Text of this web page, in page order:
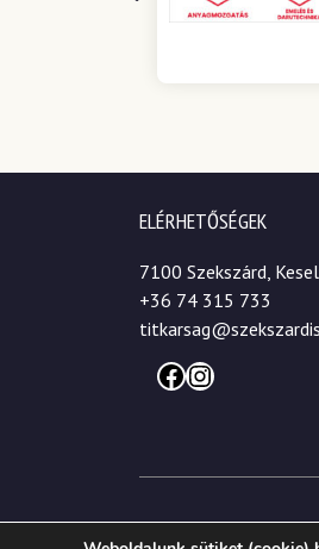
ELÉRHETŐSÉGEK
7100 Szekszárd,
+36 74 315 733
Facebook
Instagram
© 2026. Szekszárdi